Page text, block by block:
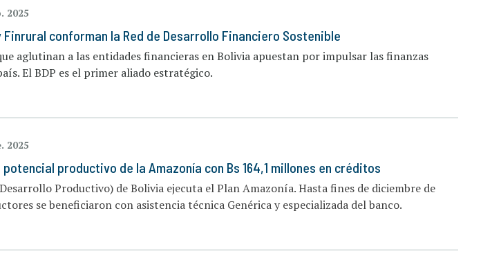
2025
Finrural conforman la Red de Desarrollo Financiero Sostenible
aglutinan a las entidades financieras en Bolivia apuestan por impulsar las finanzas
El BDP es el primer aliado estratégico.
2025
potencial productivo de la Amazonía con Bs 164,1 millones en créditos
Productivo) de Bolivia ejecuta el Plan Amazonía. Hasta fines de diciembre de
se beneficiaron con asistencia técnica Genérica y especializada del banco.